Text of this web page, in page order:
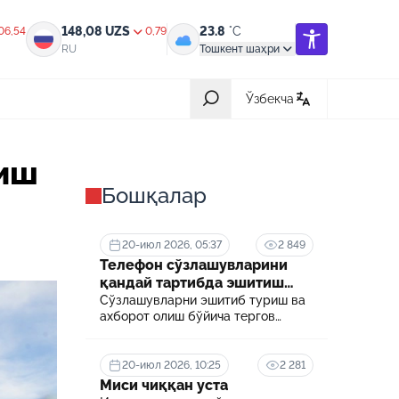
148,08 UZS
0,79
RU
23.8 °C
Тошкент шаҳри
31-июл 2026, 05:42
Халқ билан очиқ мулоқот — инсон
давлат бошқарувининг муҳим мезони
18-июл 2026, 03:56
Ҳайдовчилик гувоҳномасининг
қандай тоифалари бор?
Нотариал хизматлардан масофадан
туриб (онлайн) фойдаланиш янада
Ўзбекча
Бошқалар
20-июл 2026, 05:37 2 849
Телефон сўзлашувларини
қандай тартибда эшитиш
мумкин?
Сўзлашувларни эшитиб туриш ва
ахборот олиш бўйича тергов
тегишли илтимоснома киритади.
20-июл 2026, 10:25 2 281
Миси чиққан уста